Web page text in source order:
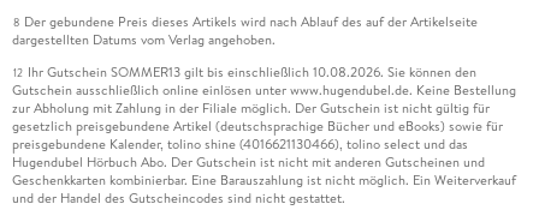
oben zur Brust, um dann zu enden mit "sodass es ihre
schlanke, atemberaubend weibliche Figur zur Geltung bringt".
Den letzten Satz außen vorgelassen, wirkt das wie die
Kameraführung in Filmen mit "Male Gaze". In diesem Zitat
werden die Kleidungsstücke mit Wörtern wie leckend,
umschiegend und spannend umschrieben. Außerdem spielt
der letzte Satz sehr in das Klischee, dass weibliche Frauen
8 Der gebundene Preis dieses Artikels wird nach Ablauf des auf der Artikelseite
dargestellten Datums vom Verlag angehoben.
12 Ihr Gutschein SOMMER13 gilt bis einschließlich 10.08.2026. Sie können den
Gutschein ausschließlich online einlösen unter www.hugendubel.de. Keine Bestellung
zur Abholung mit Zahlung in der Filiale möglich. Der Gutschein ist nicht gültig für
gesetzlich preisgebundene Artikel (deutschsprachige Bücher und eBooks) sowie für
preisgebundene Kalender, tolino shine (4016621130466), tolino select und das
Hugendubel Hörbuch Abo. Der Gutschein ist nicht mit anderen Gutscheinen und
Geschenkkarten kombinierbar. Eine Barauszahlung ist nicht möglich. Ein Weiterverkauf
und der Handel des Gutscheincodes sind nicht gestattet.